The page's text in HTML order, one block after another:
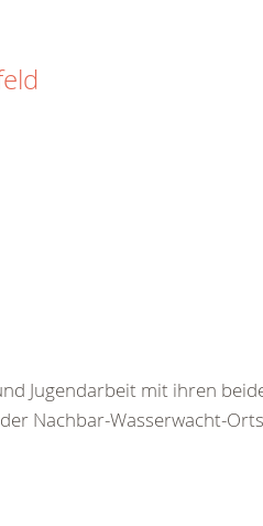
Jugendarbeit mit ihren
Nachbar-Wasserwacht-